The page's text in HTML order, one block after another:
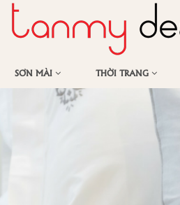
SƠN MÀI THỜI TRANG